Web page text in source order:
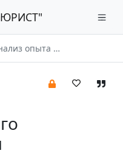
расследования и рассмотрения в суде уголовных дел о «классическом» мошенничестве и мошенничестве с использованием электронных средств платежа